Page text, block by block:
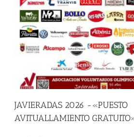
JAVIERADAS 2026 -«PUESTO
AVITUALLAMIENTO